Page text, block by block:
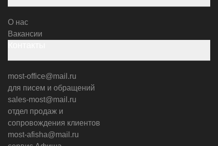
О нас
Вакансии
most-office@mail.ru
для писем и обращений
sales-most@mail.ru
отдел продаж и
сопровождения клиентов
most-afisha@mail.ru